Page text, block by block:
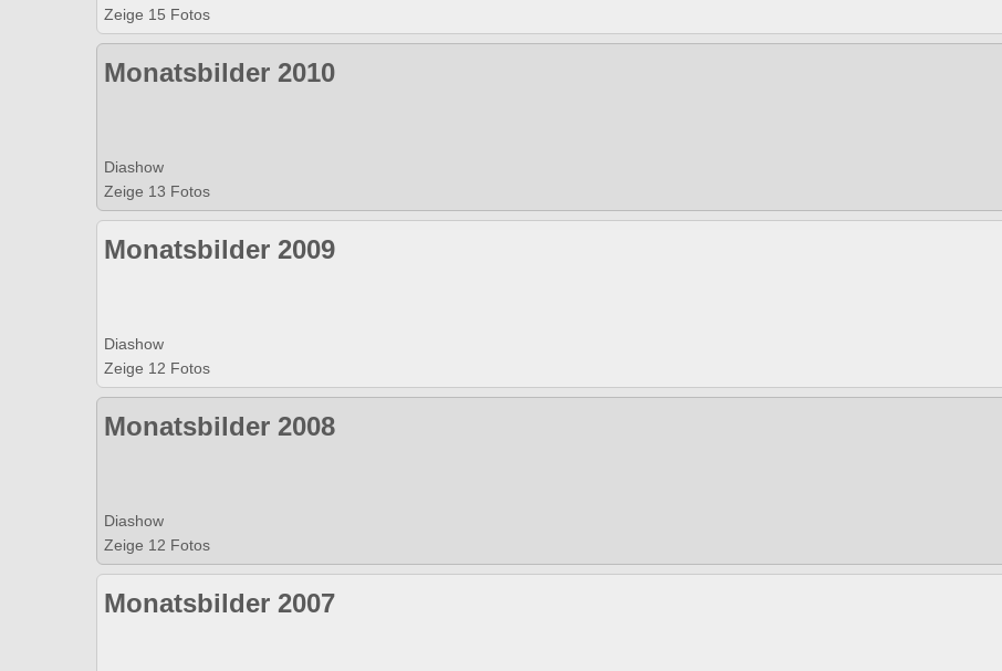
Zeige 15 Fotos
Monatsbilder 2010
Diashow
Zeige 13 Fotos
Monatsbilder 2009
Diashow
Zeige 12 Fotos
Monatsbilder 2008
Diashow
Zeige 12 Fotos
Monatsbilder 2007